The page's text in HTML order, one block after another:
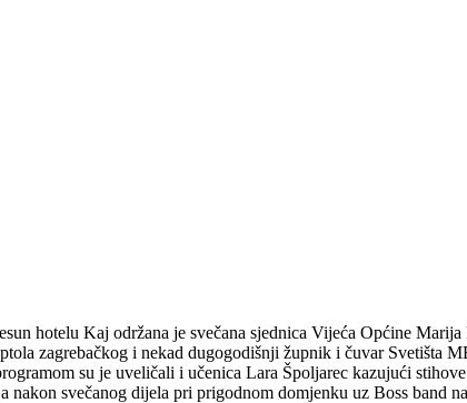
hotelu Kaj održana je svečana sjednica Vijeća Općine
zagrebačkog i nekad dugogodišnji župnik i čuvar Svetišta
su je uveličali i učenica Lara Špoljarec kazujući
svečanog dijela pri prigodnom domjenku uz Boss band